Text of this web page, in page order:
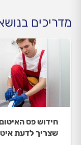
מדריכים
חידוש פס
שצריך לדעת